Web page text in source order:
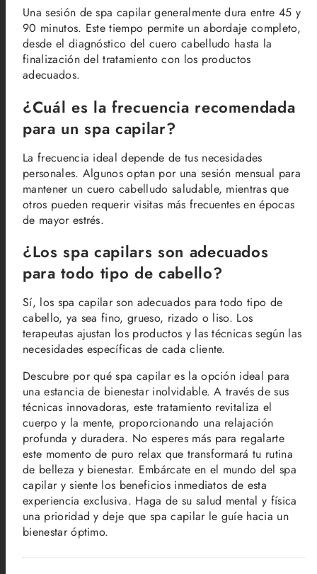
Una sesión de spa capilar generalmente dura entre 45 y
90 minutos. Este tiempo permite un abordaje completo,
desde el diagnóstico del cuero cabelludo hasta la
finalización del tratamiento con los productos
adecuados.
¿Cuál es la frecuencia recomendada
para un spa capilar?
La frecuencia ideal depende de tus necesidades
personales. Algunos optan por una sesión mensual para
mantener un cuero cabelludo saludable, mientras que
otros pueden requerir visitas más frecuentes en épocas
de mayor estrés.
¿Los spa capilars son adecuados
para todo tipo de cabello?
Sí, los spa capilar son adecuados para todo tipo de
cabello, ya sea fino, grueso, rizado o liso. Los
terapeutas ajustan los productos y las técnicas según las
necesidades específicas de cada cliente.
Descubre por qué spa capilar es la opción ideal para
una estancia de bienestar inolvidable. A través de sus
técnicas innovadoras, este tratamiento revitaliza el
cuerpo y la mente, proporcionando una relajación
profunda y duradera. No esperes más para regalarte
este momento de puro relax que transformará tu rutina
de belleza y bienestar. Embárcate en el mundo del spa
capilar y siente los beneficios inmediatos de esta
experiencia exclusiva. Haga de su salud mental y física
una prioridad y deje que spa capilar le guíe hacia un
bienestar óptimo.